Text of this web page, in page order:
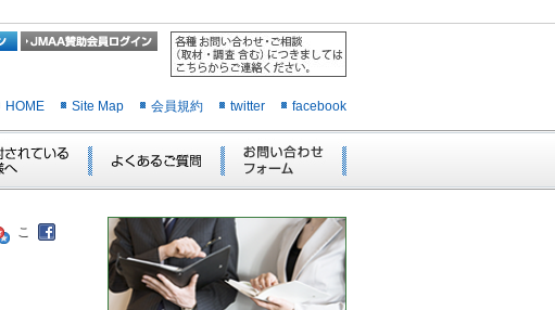
HOME Site Map 会員規約 twitter facebook